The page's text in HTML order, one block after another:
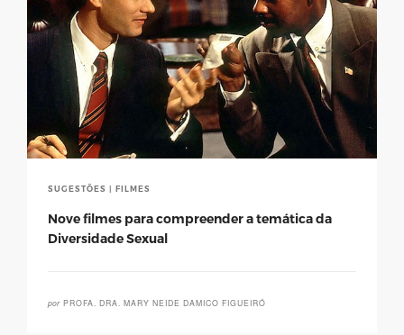
SUGESTÕES | FILMES
Nove filmes para compreender a temática da
Diversidade Sexual
por PROFA. DRA. MARY NEIDE DAMICO FIGUEIRÓ